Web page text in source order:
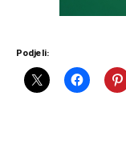
Podjeli: